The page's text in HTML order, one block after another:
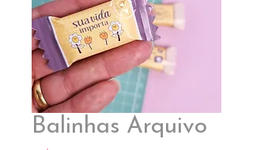
Balinhas Arquivo